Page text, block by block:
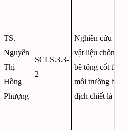
TS.
Nguyễn
Thị
Hồng
Phượng
SCLS.3.3-
2
Nghiên cứu chế
vật liệu chống
bê tông cốt thép
môi trường biển
dịch chiết lá